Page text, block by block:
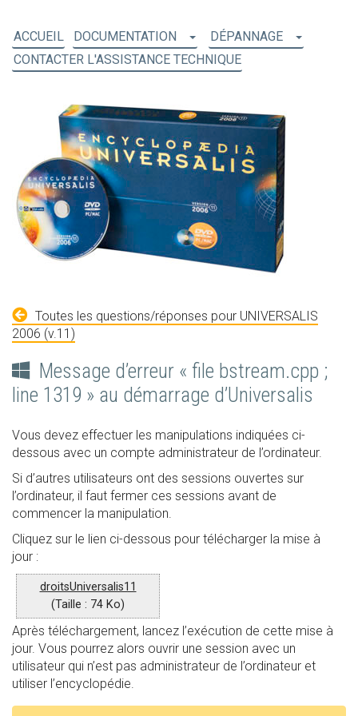
ACCUEIL DOCUMENTATION
DÉPANNAGE
CONTACTER L'ASSISTANCE TECHNIQUE
Toutes les questions/réponses pour UNIVERSALIS
2006 (v.11)
Message d’erreur « file bstream.cpp ;
line 1319 » au démarrage d’Universalis
Vous devez effectuer les manipulations indiquées ci-
dessous avec un compte administrateur de l’ordinateur.
Si d’autres utilisateurs ont des sessions ouvertes sur
l’ordinateur, il faut fermer ces sessions avant de
commencer la manipulation.
Cliquez sur le lien ci-dessous pour télécharger la mise à
jour :
droitsUniversalis11
(Taille : 74 Ko)
Après téléchargement, lancez l’exécution de cette mise à
jour. Vous pourrez alors ouvrir une session avec un
utilisateur qui n’est pas administrateur de l’ordinateur et
utiliser l’encyclopédie.